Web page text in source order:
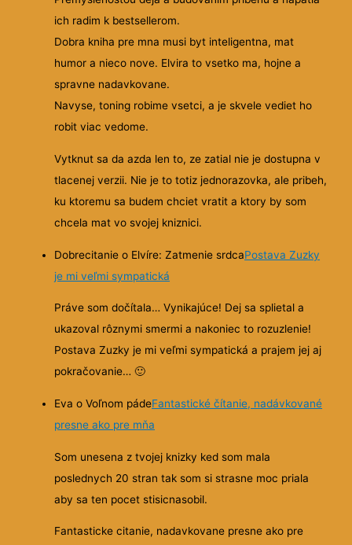
ich radim k bestsellerom.
Dobra kniha pre mna musi byt inteligentna, mat
humor a nieco nove. Elvira to vsetko ma, hojne a
spravne nadavkovane.
Navyse, toning robime vsetci, a je skvele vediet ho
robit viac vedome.
Vytknut sa da azda len to, ze zatial nie je dostupna v
tlacenej verzii. Nie je to totiz jednorazovka, ale pribeh,
ku ktoremu sa budem chciet vratit a ktory by som
chcela mat vo svojej kniznici.
Dobrecitanie o Elvíre: Zatmenie srdcaPostava Zuzky
je mi veľmi sympatická
Práve som dočítala… Vynikajúce! Dej sa splietal a
ukazoval rôznymi smermi a nakoniec to rozuzlenie!
Postava Zuzky je mi veľmi sympatická a prajem jej aj
pokračovanie…🙂
Eva o Voľnom pádeFantastické čítanie, nadávkované
presne ako pre mňa
Som unesena z tvojej knizky ked som mala
poslednych 20 stran tak som si strasne moc priala
aby sa ten pocet stisicnasobil.
Fantasticke citanie, nadavkovane presne ako pre